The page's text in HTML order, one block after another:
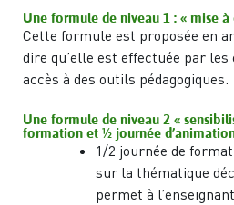
Une formule de niveau 1 : « mise
Cette formule est proposée en
dire qu’elle est effectuée par les
accès à des outils pédagogiques.
Une formule de niveau 2 «
formation et ½ journée
1/2 journée de
sur la thématique
permet à